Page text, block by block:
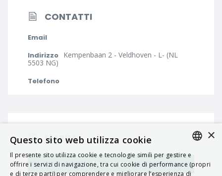
CONTATTI
Email
Indirizzo Kempenbaan 2 - Veldhoven - L- (NL
5503 NG)
Telefono
MAPPA
Navigatore ITALIAN
×
Questo sito web utilizza cookie
Il presente sito utilizza cookie e tecnologie simili per gestire e
offrire i servizi di navigazione, tra cui cookie di performance (propri
e di terze parti) per comprendere e migliorare l’esperienza di